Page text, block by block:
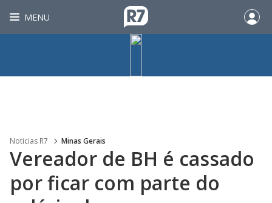
MENU
Noticias R7 Minas Gerais
Vereador de BH é cassado
por ficar com parte do